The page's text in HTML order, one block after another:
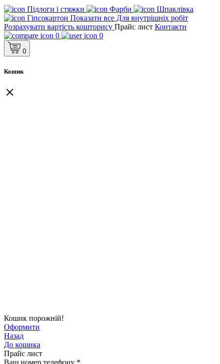
Підлоги і стяжки Фарби
Шпаклівка
Гіпсокартон Показати все Для внутрішніх робіт
Розрахувати вартість кошторису Прайс лист Контакти
0
0
0
Кошик
Кошик порожній!
Оформити
Назад
До кошика
Прайс лист
Ваш номер телефону *